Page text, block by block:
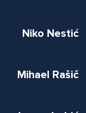
Niko Nestić
Mihael Rašič